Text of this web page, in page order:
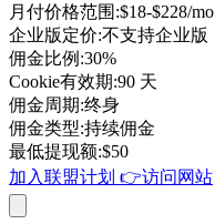
月付价格范围 :$18-$228/mo
企业版定价:不支持企业版
佣金比例 :30%
Cookie有效期:90 天
佣金周期:终身
佣金类型:持续佣金
最低提现额:$50
加入联盟计划 👉访问网站